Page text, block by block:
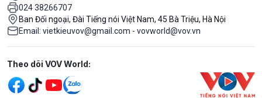
024 38266707
Ban Đối ngoại, Đài Tiếng nói Việt Nam, 45 Bà Triệu, Hà Nội
Email: vietkieuvov@gmail.com - vovworld@vov.vn
Mạng xã hội
Theo dõi VOV World: